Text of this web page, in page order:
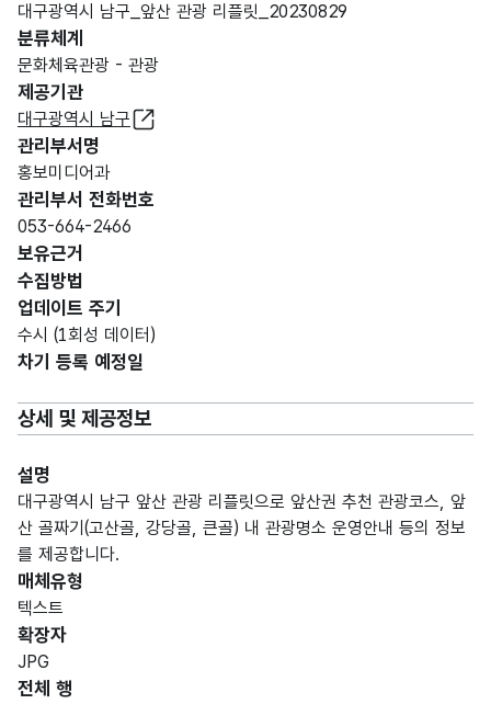
대구광역시 남구_앞산 관광 리플릿_20230829
분류체계
문화체육관광 - 관광
제공기관
대구광역시 남구
관리부서명
홍보미디어과
관리부서 전화번호
053-664-2466
보유근거
수집방법
업데이트 주기
수시 (1회성 데이터)
차기 등록 예정일
상세 및 제공정보
설명
대구광역시 남구 앞산 관광 리플릿으로 앞산권 추천 관광코스, 앞
산 골짜기(고산골, 강당골, 큰골) 내 관광명소 운영안내 등의 정보
를 제공합니다.
매체유형
텍스트
확장자
JPG
전체 행